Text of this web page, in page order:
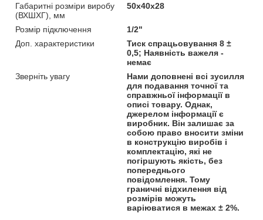
Габаритні розміри виробу
(ВХШХГ), мм
50х40х28
Розмір підключення
1/2"
Доп. характеристики
Тиск спрацьовування 8 ±
0,5; Наявність важеля -
немає
Зверніть увагу
Нами доповнені всі зусилля
для подавання точної та
справжньої інформації в
описі товару. Однак,
джерелом інформації є
виробник. Він залишає за
собою право вносити зміни
в конструкцію виробів і
комплектацію, які не
погіршують якість, без
попереднього
повідомлення. Тому
граничні відхилення від
розмірів можуть
варіюватися в межах ± 2%.